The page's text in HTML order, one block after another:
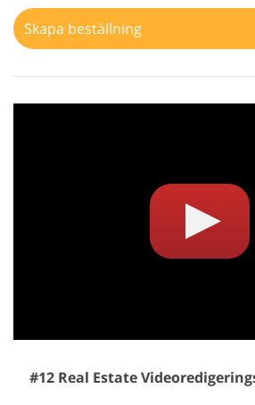
Skapa beställning
#12 Real Estate